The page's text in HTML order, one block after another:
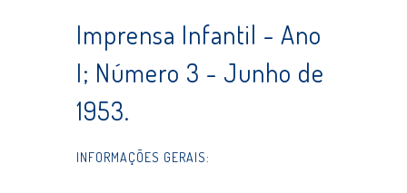
Imprensa Infantil - Ano
I; Número 3 - Junho de
1953.
INFORMAÇÕES GERAIS: